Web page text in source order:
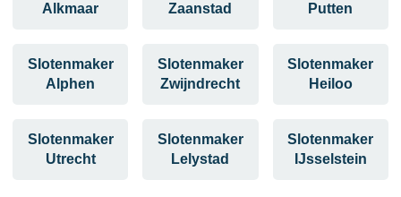
Alkmaar
Zaanstad
Putten
Slotenmaker
Alphen
Slotenmaker
Zwijndrecht
Slotenmaker
Heiloo
Slotenmaker
Utrecht
Slotenmaker
Lelystad
Slotenmaker
IJsselstein